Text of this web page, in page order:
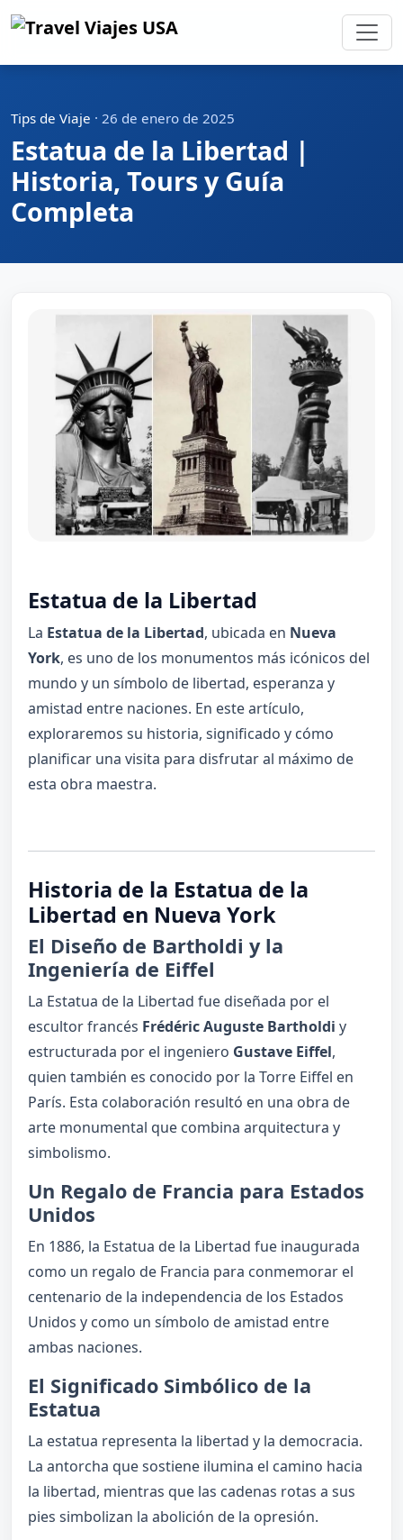
Tips de Viaje · 26 de enero de 2025
Estatua de la Libertad |
Historia, Tours y Guía
Completa
Estatua de la Libertad
La Estatua de la Libertad, ubicada en Nueva
York, es uno de los monumentos más icónicos del
mundo y un símbolo de libertad, esperanza y
amistad entre naciones. En este artículo,
exploraremos su historia, significado y cómo
planificar una visita para disfrutar al máximo de
esta obra maestra.
Historia de la Estatua de la
Libertad en Nueva York
El Diseño de Bartholdi y la
Ingeniería de Eiffel
La Estatua de la Libertad fue diseñada por el
escultor francés Frédéric Auguste Bartholdi y
estructurada por el ingeniero Gustave Eiffel,
quien también es conocido por la Torre Eiffel en
París. Esta colaboración resultó en una obra de
arte monumental que combina arquitectura y
simbolismo.
Un Regalo de Francia para Estados
Unidos
En 1886, la Estatua de la Libertad fue inaugurada
como un regalo de Francia para conmemorar el
centenario de la independencia de los Estados
Unidos y como un símbolo de amistad entre
ambas naciones.
El Significado Simbólico de la
Estatua
La estatua representa la libertad y la democracia.
La antorcha que sostiene ilumina el camino hacia
la libertad, mientras que las cadenas rotas a sus
pies simbolizan la abolición de la opresión.